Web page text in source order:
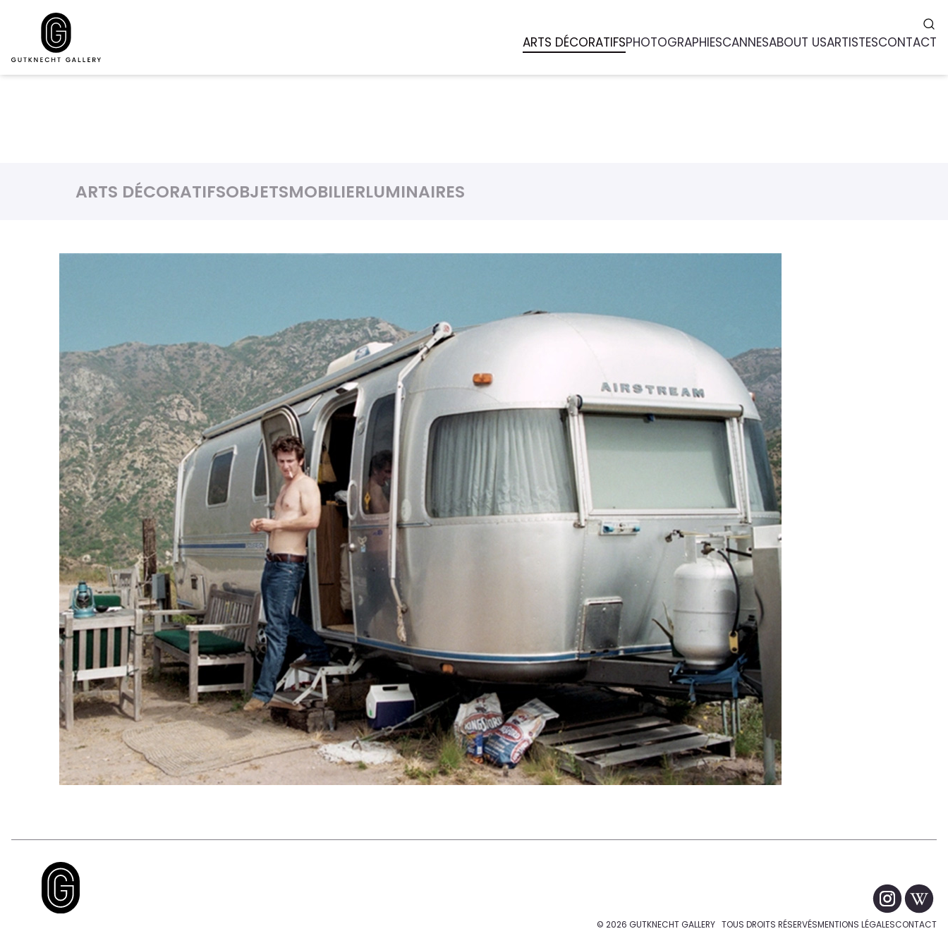
ARTS DÉCORATIFSOBJETSMOBILIERLUMINAIRES
© 2026 GUTKNECHT GALLERY TOUS DROITS RÉSERVÉSMENTIONS LÉGALESCONTACT
ARTS DÉCORATIFSPHOTOGRAPHIESCANNESABOUT USARTISTESCONTACT